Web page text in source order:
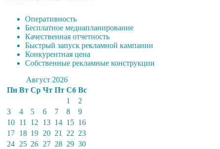
Оперативность
Бесплатное медиапланирование
Качественная отчетность
Быстрый запуск рекламной кампании
Конкурентная цена
Собственные рекламные конструкции
Август 2026
Пн Вт Ср Чт Пт Сб Вс
1
2
3
4 5 6 7 8
9
10 11 12 13 14 15 16
17 18 19 20 21 22 23
24 25 26 27 28 29 30